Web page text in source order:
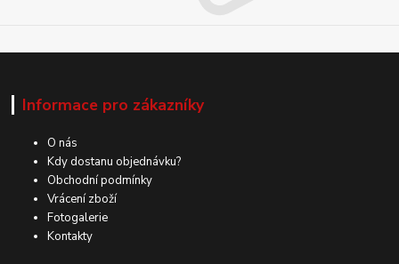
Informace pro zákazníky
O nás
Kdy dostanu objednávku?
Obchodní podmínky
Vrácení zboží
Fotogalerie
Kontakty